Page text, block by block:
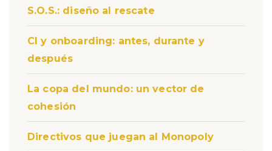
S.O.S.: diseño al rescate
CI y onboarding: antes, durante y
después
La copa del mundo: un vector de
cohesión
Directivos que juegan al Monopoly